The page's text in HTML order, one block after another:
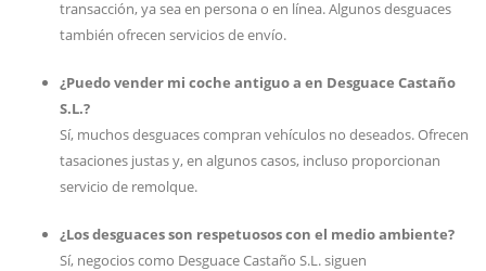
transacción, ya sea en persona o en línea. Algunos desguaces
también ofrecen servicios de envío.
¿Puedo vender mi coche antiguo a en Desguace Castaño
S.L.?
Sí, muchos desguaces compran vehículos no deseados. Ofrecen
tasaciones justas y, en algunos casos, incluso proporcionan
servicio de remolque.
¿Los desguaces son respetuosos con el medio ambiente?
Sí, negocios como Desguace Castaño S.L. siguen